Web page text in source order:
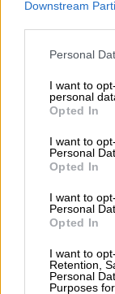
Downstream
Please note that
not limited to
grant or deny
use your data
consent section.
Personal
I want to
personal
Opted In
I want to
Personal
Opted In
I want to
Personal
Opted In
I want to
Retention,
Personal
Purposes
Σινάν Ογάν
Για τα
ο
σημερινή
ποσοστό
απόλυτος
τουρκικών
Ειδικότερα,
εξετάσω τις
άνοιξε